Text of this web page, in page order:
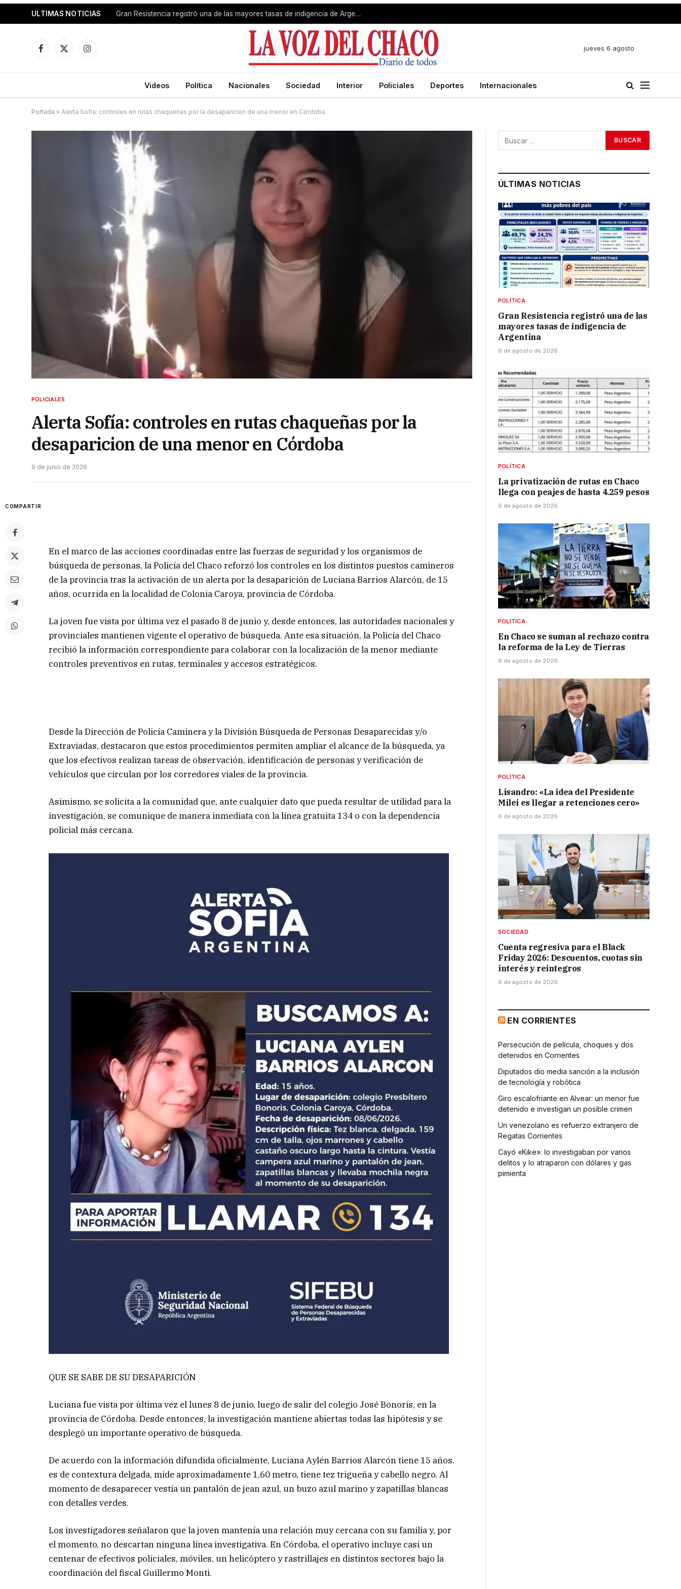
ULTIMAS NOTICIAS Gran Resistencia registró una de las mayores tasas de indigencia de Argentina
Facebook
X
Instagram
jueves 6 agosto
Videos Política Nacionales Sociedad Interior Policiales Deportes Internacionales
Portada » Alerta Sofía: controles en rutas chaqueñas por la desaparicion de una menor en Córdoba
POLICIALES
Alerta Sofía: controles en rutas chaqueñas por la
desaparicion de una menor en Córdoba
9 de junio de 2026
COMPARTIR
En el marco de las acciones coordinadas entre las fuerzas de seguridad y los organismos de
búsqueda de personas, la Policía del Chaco reforzó los controles en los distintos puestos camineros
de la provincia tras la activación de un alerta por la desaparición de Luciana Barrios Alarcón, de 15
años, ocurrida en la localidad de Colonia Caroya, provincia de Córdoba.
La joven fue vista por última vez el pasado 8 de junio y, desde entonces, las autoridades nacionales y
provinciales mantienen vigente el operativo de búsqueda. Ante esa situación, la Policía del Chaco
recibió la información correspondiente para colaborar con la localización de la menor mediante
controles preventivos en rutas, terminales y accesos estratégicos.
Desde la Dirección de Policía Caminera y la División Búsqueda de Personas Desaparecidas y/o
Extraviadas, destacaron que estos procedimientos permiten ampliar el alcance de la búsqueda, ya
que los efectivos realizan tareas de observación, identificación de personas y verificación de
vehículos que circulan por los corredores viales de la provincia.
Asimismo, se solicita a la comunidad que, ante cualquier dato que pueda resultar de utilidad para la
investigación, se comunique de manera inmediata con la línea gratuita 134 o con la dependencia
policial más cercana.
QUE SE SABE DE SU DESAPARICIÓN
Luciana fue vista por última vez el lunes 8 de junio, luego de salir del colegio José Bonoris, en la
provincia de Córdoba. Desde entonces, la investigación mantiene abiertas todas las hipótesis y se
desplegó un importante operativo de búsqueda.
De acuerdo con la información difundida oficialmente, Luciana Aylén Barrios Alarcón tiene 15 años,
es de contextura delgada, mide aproximadamente 1,60 metro, tiene tez trigueña y cabello negro. Al
momento de desaparecer vestía un pantalón de jean azul, un buzo azul marino y zapatillas blancas
con detalles verdes.
Los investigadores señalaron que la joven mantenía una relación muy cercana con su familia y, por
el momento, no descartan ninguna línea investigativa. En Córdoba, el operativo incluye casi un
centenar de efectivos policiales, móviles, un helicóptero y rastrillajes en distintos sectores bajo la
coordinación del fiscal Guillermo Monti.
ÚLTIMAS NOTICIAS
POLÍTICA
Gran Resistencia registró una de las
mayores tasas de indigencia de
Argentina
6 de agosto de 2026
POLÍTICA
La privatización de rutas en Chaco
llega con peajes de hasta 4.259 pesos
6 de agosto de 2026
POLÍTICA
En Chaco se suman al rechazo contra
la reforma de la Ley de Tierras
6 de agosto de 2026
POLÍTICA
Lisandro: «La idea del Presidente
Milei es llegar a retenciones cero»
6 de agosto de 2026
SOCIEDAD
Cuenta regresiva para el Black
Friday 2026: Descuentos, cuotas sin
interés y reintegros
6 de agosto de 2026
EN CORRIENTES
Persecución de película, choques y dos
detenidos en Corrientes
Diputados dio media sanción a la inclusión
de tecnología y robótica
Giro escalofriante en Alvear: un menor fue
detenido e investigan un posible crimen
Un venezolano es refuerzo extranjero de
Regatas Corrientes
Cayó «Kike»: lo investigaban por varios
delitos y lo atraparon con dólares y gas
pimienta